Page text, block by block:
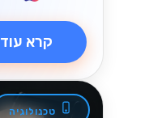
קרא עוד
טכנולוגיה